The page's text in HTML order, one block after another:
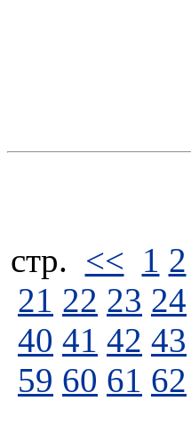
стp. << 1 2
21 22 23 24
40 41 42 43
59 60 61 62